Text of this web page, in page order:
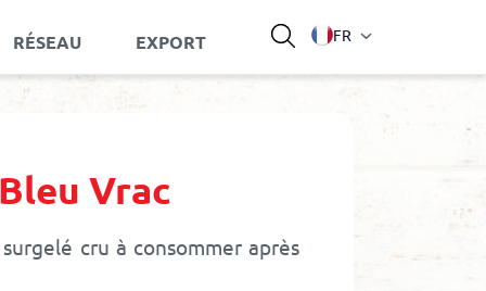
RÉSEAU EXPORT Langue
FR
Vrac
cru à consommer après